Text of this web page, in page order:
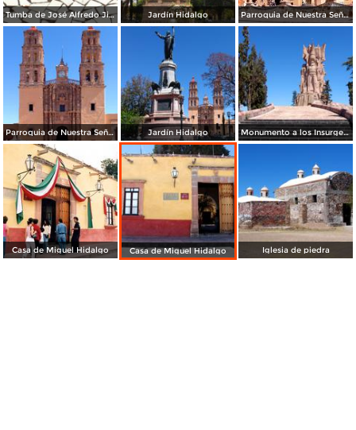
Tumba de José Alfredo Jiménez Jardín Hidalgo Parroquia de Nuestra Señora de los Dolores
Parroquia de Nuestra Señora de los Dolores Jardín Hidalgo Monumento a los Insurgentes
Casa de Miguel Hidalgo Casa de Miguel Hidalgo Iglesia de piedra